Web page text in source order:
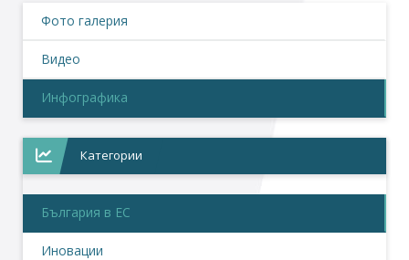
Фото галерия
Видео
Инфографика
Категории
България в ЕС
Иновации